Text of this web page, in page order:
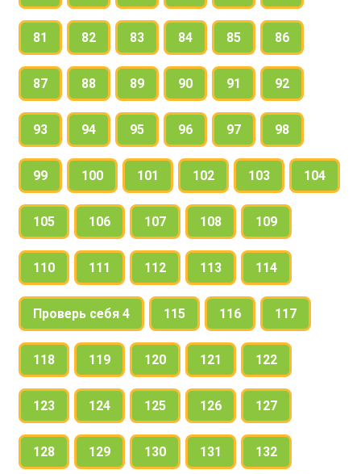
81 82 83 84 85 86
87 88 89 90 91 92
93 94 95 96 97 98
99 100 101 102 103 104
105 106 107 108 109
110 111 112 113 114
Проверь себя 4 115 116 117
118 119 120 121 122
123 124 125 126 127
128 129 130 131 132